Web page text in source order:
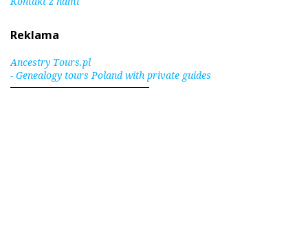
Reklama
Ancestry Tours.pl
- Genealogy tours Poland with private guides